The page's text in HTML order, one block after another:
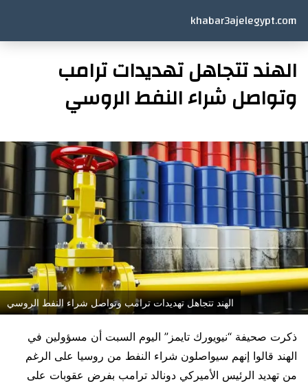
khabar3ajelegypt.com
الهند تتجاهل تهديدات ترامب
وتواصل شراء النفط الروسي
الهند تتجاهل تهديدات ترامب وتواصل شراء النفط الروسي
ذكرت صحيفة “نيويورك تايمز” اليوم السبت أن مسؤولين في
الهند قالوا إنهم سيواصلون شراء النفط من روسيا على الرغم
من تهديد الرئيس الأميركي دونالد ترامب بفرض عقوبات على